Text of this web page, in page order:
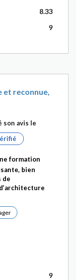
8.33
9
reconnue,
son avis le
formation
bien
de
9